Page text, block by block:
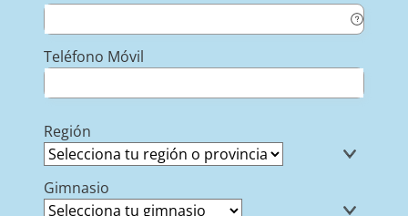
Teléfono Móvil
Región
Gimnasio